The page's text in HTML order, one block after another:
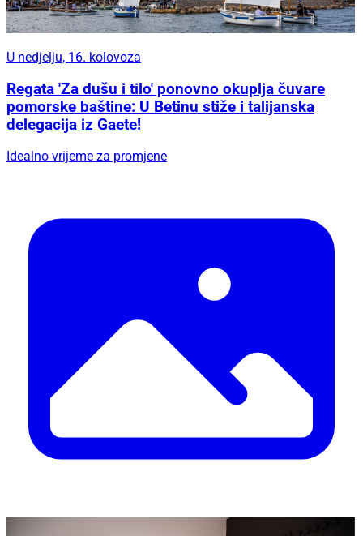
U nedjelju, 16. kolovoza
Regata 'Za dušu i tilo' ponovno okuplja čuvare
pomorske baštine: U Betinu stiže i talijanska
delegacija iz Gaete!
Idealno vrijeme za promjene